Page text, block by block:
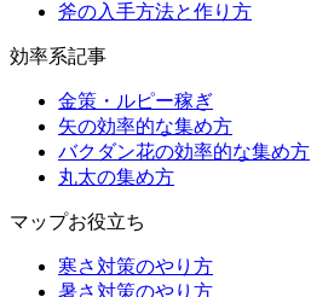
斧の入手方法と作り方
効率系記事
金策・ルピー稼ぎ
矢の効率的な集め方
バクダン花の効率的な集め方
丸太の集め方
マップお役立ち
寒さ対策のやり方
暑さ対策のやり方